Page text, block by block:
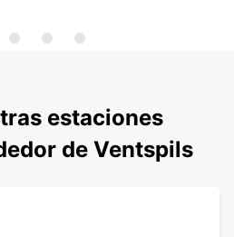
estaciones
de Ventspils